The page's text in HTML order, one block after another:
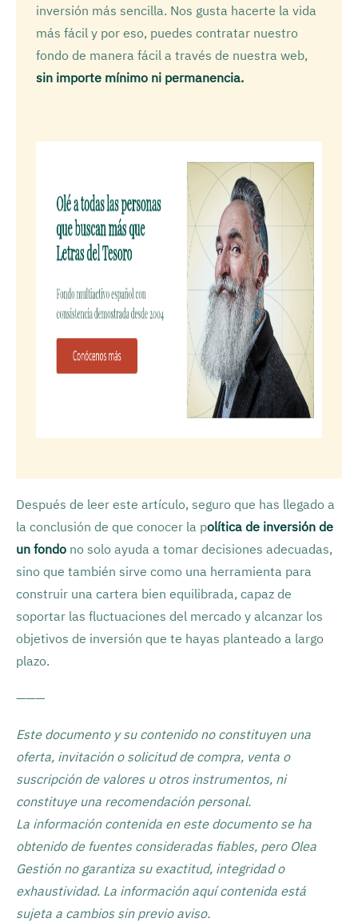
inversión más sencilla. Nos gusta hacerte la vida
más fácil y por eso, puedes contratar nuestro
fondo de manera fácil a través de nuestra web,
sin importe mínimo ni permanencia.
Después de leer este artículo, seguro que has llegado a
la conclusión de que conocer la política de inversión de
un fondo no solo ayuda a tomar decisiones adecuadas,
sino que también sirve como una herramienta para
construir una cartera bien equilibrada, capaz de
soportar las fluctuaciones del mercado y alcanzar los
objetivos de inversión que te hayas planteado a largo
plazo.
———
Este documento y su contenido no constituyen una
oferta, invitación o solicitud de compra, venta o
suscripción de valores u otros instrumentos, ni
constituye una recomendación personal.
La información contenida en este documento se ha
obtenido de fuentes consideradas fiables, pero Olea
Gestión no garantiza su exactitud, integridad o
exhaustividad. La información aquí contenida está
sujeta a cambios sin previo aviso.